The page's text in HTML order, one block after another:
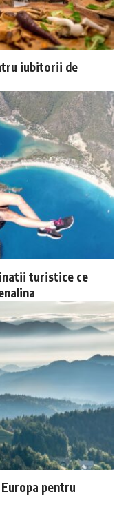
iubitorii de
turistice ce
pentru